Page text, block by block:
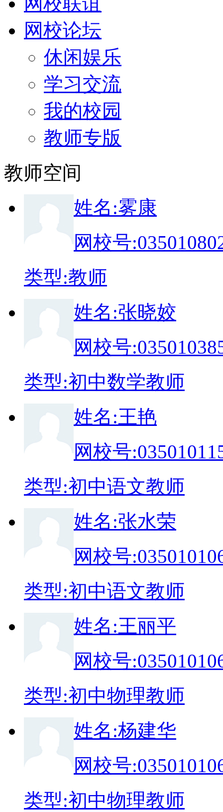
网校论坛
休闲娱乐
学习交流
我的校园
教师专版
教师空间
姓名:雾康
网校号:
类型:教师
姓名:张晓姣
网校号:
类型:初中数学教师
姓名:王艳
网校号:
类型:初中语文教师
姓名:张水荣
网校号:
类型:初中语文教师
姓名:王丽平
网校号:
类型:初中物理教师
姓名:杨建华
网校号:
类型:初中物理教师